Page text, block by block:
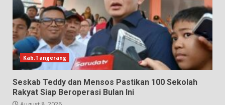
Kab.Tangerang
Seskab Teddy dan Mensos Pastikan 100 Sekolah
Rakyat Siap Beroperasi Bulan Ini